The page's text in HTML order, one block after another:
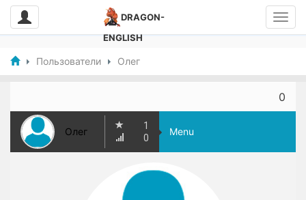
DRAGON-
ENGLISH
Пользователи Олег
0
Олег
1
0
Menu